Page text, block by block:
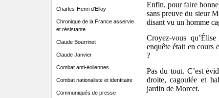
Charles-Henri d'Elloy
Chronique de la France asservie
et résistante
Claude Bourrinet
Claude Janvier
Combat anti-éoliennes
Combat nationaliste et identitaire
Communiqués de presse
Enfin, pour faire
sans preuve du sieur
disant vu un homme
Croyez-vous
enquête était en cours
?
Pas du tout. C’est
droite, cagoulée et
jardin de Morcet.